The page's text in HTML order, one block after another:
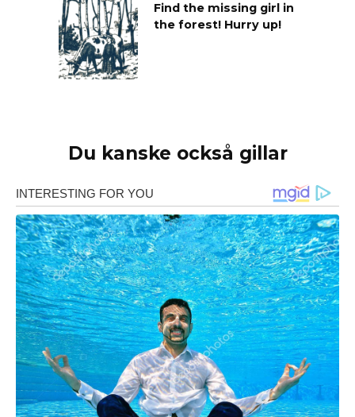
Find the missing girl in
the forest! Hurry up!
Du kanske också gillar